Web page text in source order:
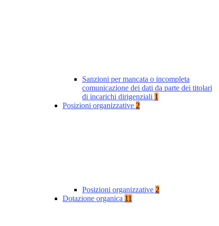
Sanzioni per mancata o incompleta
comunicazione dei dati da parte dei titolari
di incarichi dirigenziali 1
Posizioni organizzative 2
Posizioni organizzative 2
Dotazione organica 11